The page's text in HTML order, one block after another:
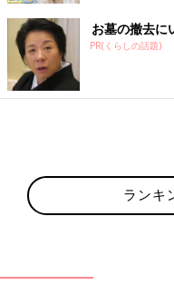
お墓の撤去に
PR(くらしの話題)
ランキ